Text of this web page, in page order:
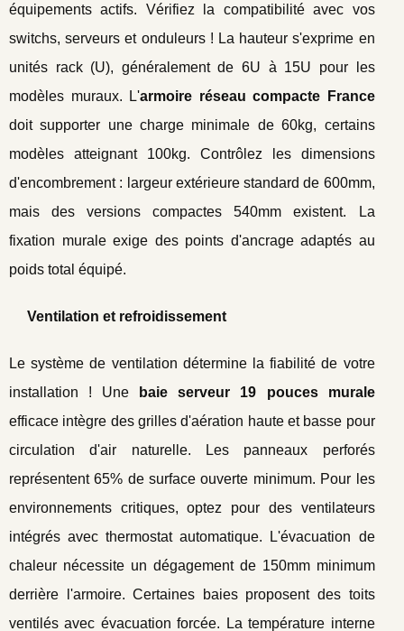
équipements actifs. Vérifiez la compatibilité avec vos
switchs, serveurs et onduleurs ! La hauteur s'exprime en
unités rack (U), généralement de 6U à 15U pour les
modèles muraux. L'armoire réseau compacte France
doit supporter une charge minimale de 60kg, certains
modèles atteignant 100kg. Contrôlez les dimensions
d'encombrement : largeur extérieure standard de 600mm,
mais des versions compactes 540mm existent. La
fixation murale exige des points d'ancrage adaptés au
poids total équipé.
Ventilation et refroidissement
Le système de ventilation détermine la fiabilité de votre
installation ! Une
baie serveur 19 pouces murale
efficace intègre des grilles d'aération haute et basse pour
circulation d'air naturelle. Les panneaux perforés
représentent 65% de surface ouverte minimum. Pour les
environnements critiques, optez pour des ventilateurs
intégrés avec thermostat automatique. L'évacuation de
chaleur nécessite un dégagement de 150mm minimum
derrière l'armoire. Certaines baies proposent des toits
ventilés avec évacuation forcée. La température interne